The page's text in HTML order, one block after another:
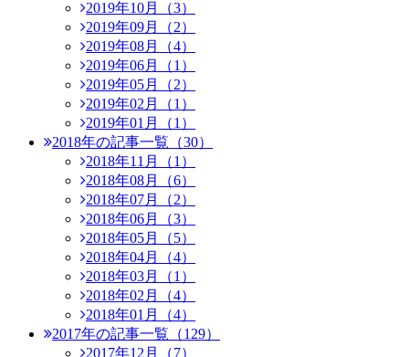
2019年10月（3）
2019年09月（2）
2019年08月（4）
2019年06月（1）
2019年05月（2）
2019年02月（1）
2019年01月（1）
2018年の記事一覧（30）
2018年11月（1）
2018年08月（6）
2018年07月（2）
2018年06月（3）
2018年05月（5）
2018年04月（4）
2018年03月（1）
2018年02月（4）
2018年01月（4）
2017年の記事一覧（129）
2017年12月（7）